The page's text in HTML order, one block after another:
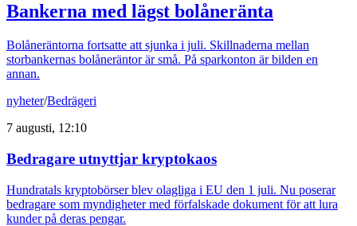
Bankerna med lägst bolåneränta
Bolåneräntorna fortsatte att sjunka i juli. Skillnaderna mellan
storbankernas bolåneräntor är små. På sparkonton är bilden en
annan.
nyheter/Bedrägeri
7 augusti, 12:10
Bedragare utnyttjar kryptokaos
Hundratals kryptobörser blev olagliga i EU den 1 juli. Nu poserar
bedragare som myndigheter med förfalskade dokument för att lura
kunder på deras pengar.